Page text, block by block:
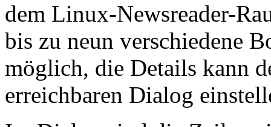
dem Linux-Newsreader-
bis zu neun verschiedene
möglich, die Details kann
erreichbaren Dialog